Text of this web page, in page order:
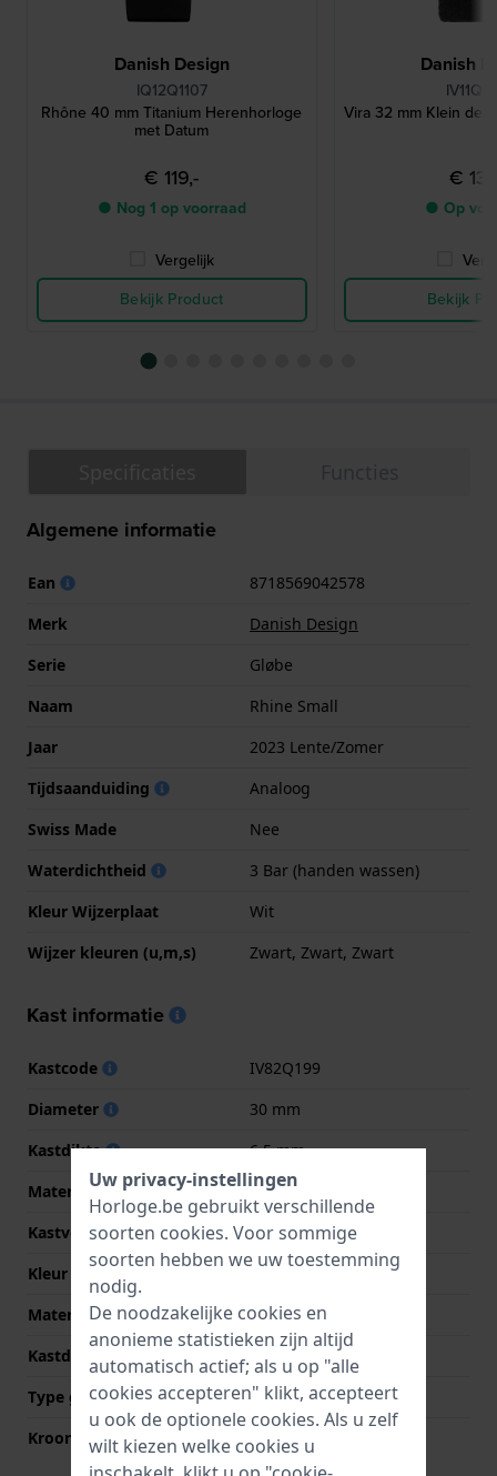
Danish Design
IQ12Q1107
Rhône 40 mm Titanium Herenhorloge
met Datum
€ 119,-
● Nog 1 op voorraad
Vergelijk
Bekijk Product
Danish
Vira 32 mm Klein
€
● Op
Bekijk
Algemene informatie
Ean
8718569042578
Merk
Danish Design
Serie
Gløbe
Naam
Rhine Small
Jaar
2023 Lente/Zomer
Tijdsaanduiding
Analoog
Swiss Made
Nee
Waterdichtheid
3 Bar (handen wassen)
Kleur Wijzerplaat
Wit
Wijzer kleuren (u,m,s)
Zwart, Zwart, Zwart
Kast informatie
Kastcode
IV82Q199
Diameter
30 mm
Kastdikte
6.5 mm
Materiaal
Titanium
Kastvorm
Rond
Kleur kast
Materiaal kastdeksel
Titanium
Kastdeksel
Klikkast
Type glas
Mineraal
Kroon
Trek kroon
Uw privacy-instellingen
Horloge.be gebruikt verschillende
soorten cookies. Voor sommige
soorten hebben we uw toestemming
nodig.
De noodzakelijke cookies en
anonieme statistieken zijn altijd
automatisch actief; als u op "alle
cookies accepteren" klikt, accepteert
u ook de optionele cookies. Als u zelf
wilt kiezen welke cookies u